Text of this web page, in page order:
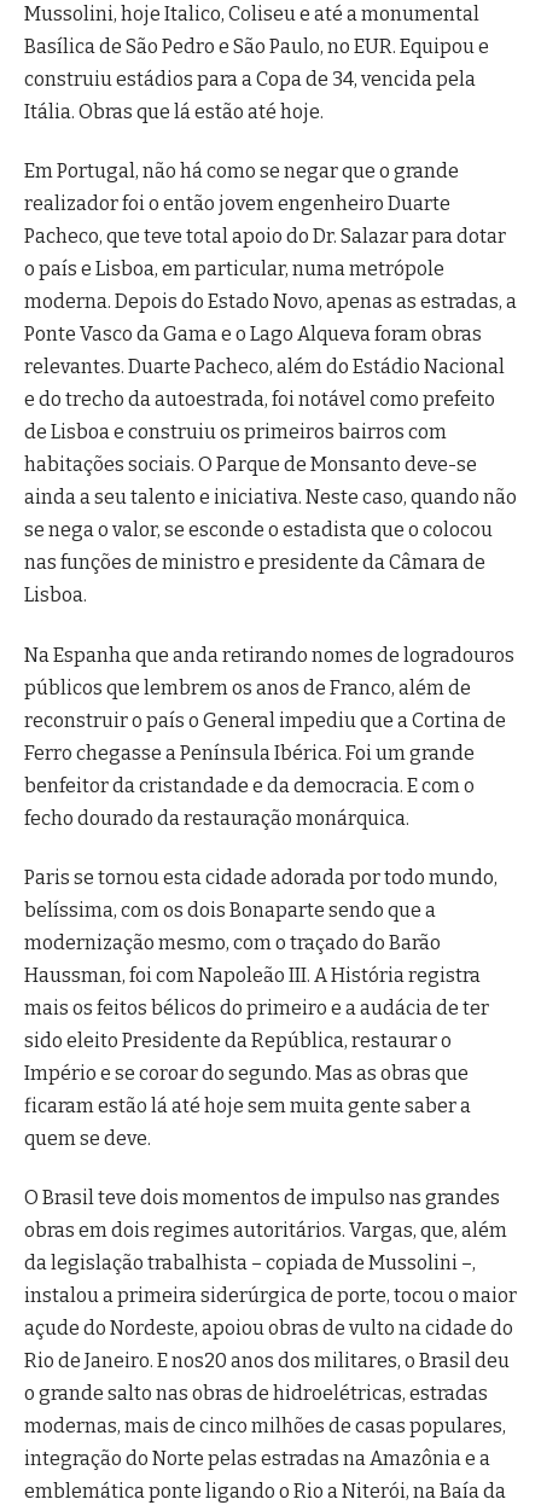
Mussolini, hoje Italico, Coliseu e até a monumental
Basílica de São Pedro e São Paulo, no EUR. Equipou e
construiu estádios para a Copa de 34, vencida pela
Itália. Obras que lá estão até hoje.
Em Portugal, não há como se negar que o grande
realizador foi o então jovem engenheiro Duarte
Pacheco, que teve total apoio do Dr. Salazar para dotar
o país e Lisboa, em particular, numa metrópole
moderna. Depois do Estado Novo, apenas as estradas, a
Ponte Vasco da Gama e o Lago Alqueva foram obras
relevantes. Duarte Pacheco, além do Estádio Nacional
e do trecho da autoestrada, foi notável como prefeito
de Lisboa e construiu os primeiros bairros com
habitações sociais. O Parque de Monsanto deve-se
ainda a seu talento e iniciativa. Neste caso, quando não
se nega o valor, se esconde o estadista que o colocou
nas funções de ministro e presidente da Câmara de
Lisboa.
Na Espanha que anda retirando nomes de logradouros
públicos que lembrem os anos de Franco, além de
reconstruir o país o General impediu que a Cortina de
Ferro chegasse a Península Ibérica. Foi um grande
benfeitor da cristandade e da democracia. E com o
fecho dourado da restauração monárquica.
Paris se tornou esta cidade adorada por todo mundo,
belíssima, com os dois Bonaparte sendo que a
modernização mesmo, com o traçado do Barão
Haussman, foi com Napoleão III. A História registra
mais os feitos bélicos do primeiro e a audácia de ter
sido eleito Presidente da República, restaurar o
Império e se coroar do segundo. Mas as obras que
ficaram estão lá até hoje sem muita gente saber a
quem se deve.
O Brasil teve dois momentos de impulso nas grandes
obras em dois regimes autoritários. Vargas, que, além
da legislação trabalhista – copiada de Mussolini –,
instalou a primeira siderúrgica de porte, tocou o maior
açude do Nordeste, apoiou obras de vulto na cidade do
Rio de Janeiro. E nos20 anos dos militares, o Brasil deu
o grande salto nas obras de hidroelétricas, estradas
modernas, mais de cinco milhões de casas populares,
integração do Norte pelas estradas na Amazônia e a
emblemática ponte ligando o Rio a Niterói, na Baía da